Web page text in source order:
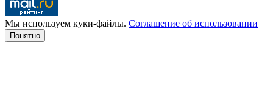
Мы используем куки-файлы. Соглашение об использовании
Понятно